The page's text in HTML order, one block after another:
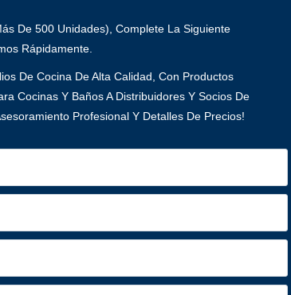
De 500 Unidades), Complete La Siguiente
Rápidamente.
De Cocina De Alta Calidad, Con Productos
Cocinas Y Baños A Distribuidores Y Socios De
Profesional Y Detalles De Precios!